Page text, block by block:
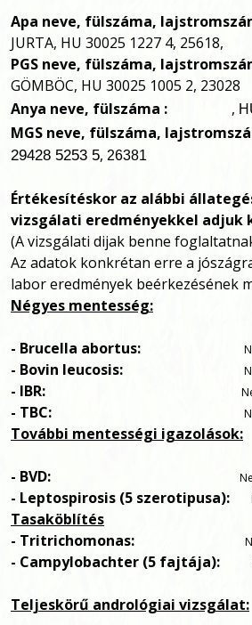
Apa neve, fülszáma,
JURTA, HU 30025 1227 4, 25618,
PGS neve, fülszáma,
GÖMBÖC, HU 30025 1005 2, 23028
Anya neve, fülszáma : ,
MGS neve, fülszáma,
29428 5253 5, 26381
Értékesítéskor az alábbi
vizsgálati eredményekkel adjuk
(A vizsgálati dijak benne
Az adatok konkrétan erre a
labor eredmények beérkezésének
Négyes mentesség:
- Brucella abortus:
- Bovin leucosis:
- IBR:
- TBC:
További mentességi igazolások:
- BVD:
- Leptospirosis (5 szerotipusa):
Tasaköblítés
- Tritrichomonas:
- Campylobachter (5 fajtája):
Teljeskörű andrológiai vizsgálat: